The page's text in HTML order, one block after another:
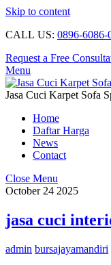
Skip to content
CALL US: 0896-6086-
Request a Free
Menu
Jasa Cuci Karpet Sofa
Home
Daftar Harga
News
Contact
Close Menu
October 24 2025
jasa cuci
admin bursajayamandiri